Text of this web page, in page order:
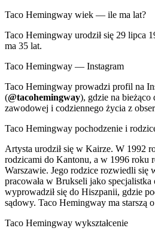
Taco Hemingway wiek — ile ma lat?
Taco Hemingway urodził się 29 lipca
ma 35 lat.
Taco Hemingway — Instagram
Taco Hemingway prowadzi profil na
(@tacohemingway), gdzie na
zawodowej i codziennego życia z
Taco Hemingway pochodzenie i
Artysta urodził się w Kairze. W 1992
rodzicami do Kantonu, a w 1996 roku
Warszawie. Jego rodzice rozwiedli się
pracowała w Brukseli jako
wyprowadził się do Hiszpanii, gdzie
sądowy. Taco Hemingway ma starszą
Taco Hemingway wykształcenie